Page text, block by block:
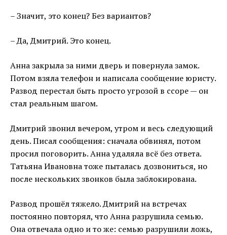
– Значит, это конец? Без вариантов?
– Да, Дмитрий. Это конец.
Анна закрыла за ними дверь и повернула замок.
Потом взяла телефон и написала сообщение юристу.
Развод перестал быть просто угрозой в ссоре — он
стал реальным шагом.
Дмитрий звонил вечером, утром и весь следующий
день. Писал сообщения: сначала обвинял, потом
просил поговорить. Анна удаляла всё без ответа.
Татьяна Ивановна тоже пыталась дозвониться, но
после нескольких звонков была заблокирована.
Развод прошёл тяжело. Дмитрий на встречах
постоянно повторял, что Анна разрушила семью.
Она отвечала одно и то же: семью разрушили ложь,